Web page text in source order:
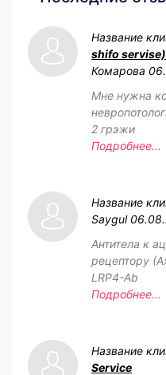
Название
shifo servise)
Комарова
Мне нужна
2 грэжи
Подробнее...
Название
Saygul
Антитела к
рецептору
LRP4-Ab
Подробнее...
Название
Service